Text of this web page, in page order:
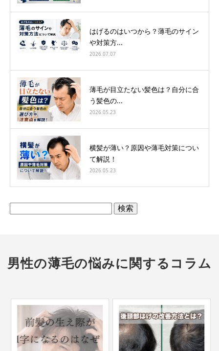
はげるのはいつから？薄毛のサイン
や対策方...
2026.07.07
薄毛が目立たない髪色は？自分に合
う髪色の...
2026.05.23
横髪が薄い？原因や薄毛対策につい
て解説！
2026.05.23
男性の薄毛の悩みに関するコラム